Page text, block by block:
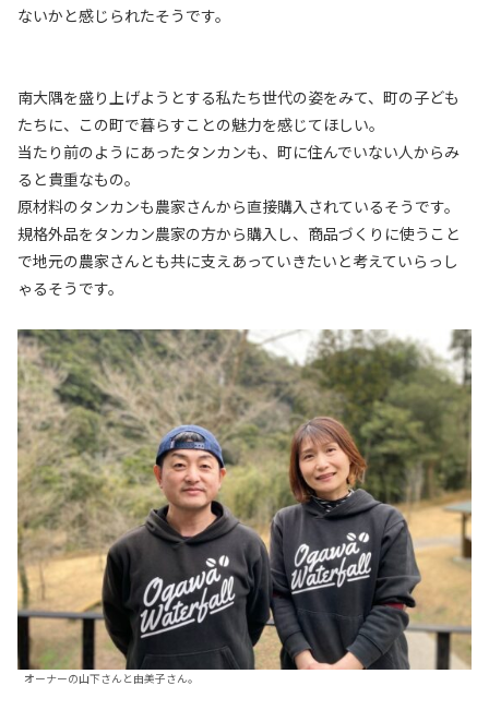
ないかと感じられたそうです。
南大隅を盛り上げようとする私たち世代の姿をみて、町の子ども
たちに、この町で暮らすことの魅力を感じてほしい。
当たり前のようにあったタンカンも、町に住んでいない人からみ
ると貴重なもの。
原材料のタンカンも農家さんから直接購入されているそうです。
規格外品をタンカン農家の方から購入し、商品づくりに使うこと
で地元の農家さんとも共に支えあっていきたいと考えていらっし
ゃるそうです。
オーナーの山下さんと由美子さん。